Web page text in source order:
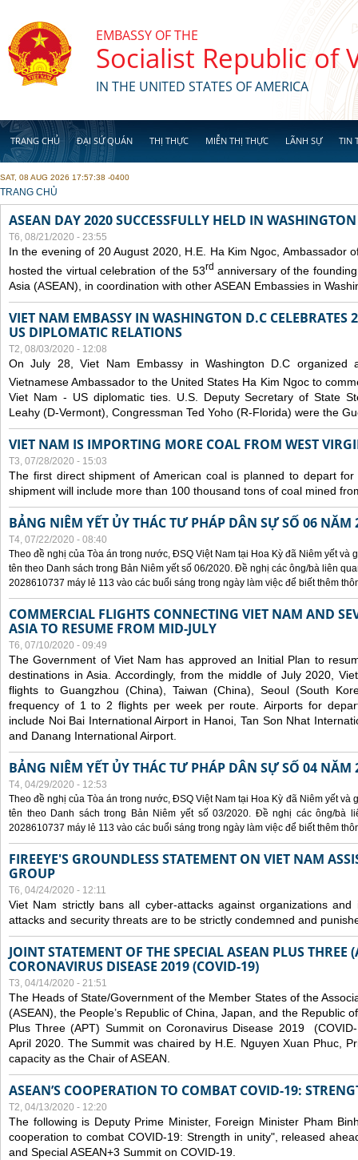
EMBASSY OF THE
Socialist Republic of
IN THE UNITED STATES OF AMERICA
TRANG CHỦ ĐẠI SỨ QUÁN THỊ THỰC MIỄN THỊ THỰC LÃNH SỰ TIN
SAT, 08 AUG 2026 17:57:38 -0400
YOU ARE HERE
TRANG CHỦ
ASEAN DAY 2020 SUCCESSFULLY HELD IN
T6, 08/21/2020 - 23:55
In the evening of 20 August 2020, H.E. Ha Kim Ngoc, Ambassador
hosted the virtual celebration of the 53rd anniversary of the
Asia (ASEAN), in coordination with other ASEAN Embassies in
VIET NAM EMBASSY IN WASHINGTON D.C CELEBRATES
US DIPLOMATIC RELATIONS
T2, 08/03/2020 - 12:08
On July 28, Viet Nam Embassy in Washington D.C organized
Vietnamese Ambassador to the United States Ha Kim Ngoc to
Viet Nam - US diplomatic ties. U.S. Deputy Secretary of State
Leahy (D-Vermont), Congressman Ted Yoho (R-Florida) were the
VIET NAM IS IMPORTING MORE COAL FROM WEST
T3, 07/28/2020 - 15:03
The first direct shipment of American coal is planned to depart
shipment will include more than 100 thousand tons of coal mined
BẢNG NIÊM YẾT ỦY THÁC TƯ PHÁP DÂN SỰ SỐ 06 NĂM
T4, 07/22/2020 - 08:40
Theo đề nghị của Tòa án trong nước, ĐSQ Việt Nam tại Hoa Kỳ đã Niêm yết và
tên theo Danh sách trong Bản Niêm yết số 06/2020. Đề nghị các ông/bà liên
2028610737 máy lẻ 113 vào các buổi sáng trong ngày làm việc để biết thêm
COMMERCIAL FLIGHTS CONNECTING VIET NAM AND
ASIA TO RESUME FROM MID-JULY
T6, 07/10/2020 - 09:49
The Government of Viet Nam has approved an Initial Plan to
destinations in Asia. Accordingly, from the middle of July 2020,
flights to Guangzhou (China), Taiwan (China), Seoul (South
frequency of 1 to 2 flights per week per route. Airports for
include Noi Bai International Airport in Hanoi, Tan Son Nhat
and Danang International Airport.
BẢNG NIÊM YẾT ỦY THÁC TƯ PHÁP DÂN SỰ SỐ 04 NĂM
T4, 04/29/2020 - 12:53
Theo đề nghị của Tòa án trong nước, ĐSQ Việt Nam tại Hoa Kỳ đã Niêm yết
tên theo Danh sách trong Bản Niêm yết số 03/2020. Đề nghị các ông/bà
2028610737 máy lẻ 113 vào các buổi sáng trong ngày làm việc để biết thêm
FIREEYE'S GROUNDLESS STATEMENT ON VIET NAM
GROUP
T6, 04/24/2020 - 12:11
Viet Nam strictly bans all cyber-attacks against organizations
attacks and security threats are to be strictly condemned and
JOINT STATEMENT OF THE SPECIAL ASEAN PLUS
CORONAVIRUS DISEASE 2019 (COVID-19)
T3, 04/14/2020 - 21:51
The Heads of State/Government of the Member States of the
(ASEAN), the People’s Republic of China, Japan, and the Republic
Plus Three (APT) Summit on Coronavirus Disease 2019
April 2020. The Summit was chaired by H.E. Nguyen Xuan Phuc,
capacity as the Chair of ASEAN.
ASEAN’S COOPERATION TO COMBAT COVID-19:
T2, 04/13/2020 - 12:20
The following is Deputy Prime Minister, Foreign Minister Pham
cooperation to combat COVID-19: Strength in unity", released
and Special ASEAN+3 Summit on COVID-19.